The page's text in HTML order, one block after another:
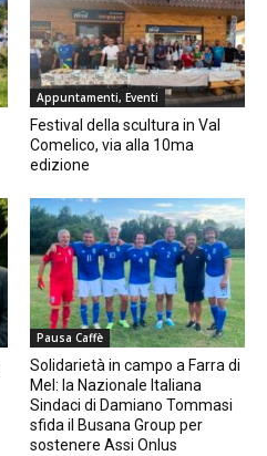
Appuntamenti, Eventi
Festival della scultura in Val
Comelico, via alla 10ma
edizione
Pausa Caffè
Solidarietà in campo a Farra di
Mel: la Nazionale Italiana
Sindaci di Damiano Tommasi
sfida il Busana Group per
sostenere Assi Onlus